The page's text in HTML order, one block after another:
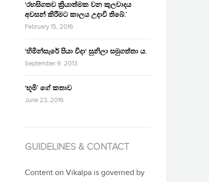
‘රහසිගතව ක්‍රියාත්මක වන කුලවාදය
අවසන් කිරීමට කාලය උදාවී තිබේ.’
February 15, 2016
‘හිමින්සැරේ පියා විදා‘ සුනිලා සමුගත්තා ය.
September 9, 2013
‘භූමි’ ගේ කතාව
June 23, 2016
GUIDELINES & CONTACT
Content on Vikalpa is governed by